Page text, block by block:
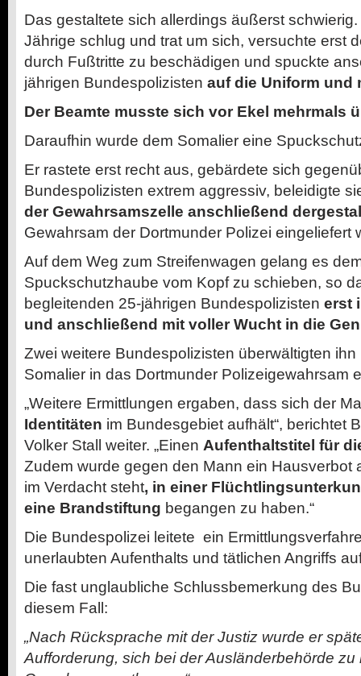
Das gestaltete sich allerdings äußerst
Jährige schlug und trat um sich, versuchte erst
durch Fußtritte zu beschädigen und spuckte
jährigen Bundespolizisten auf die Uniform und
Der Beamte musste sich vor Ekel mehrmals
Daraufhin wurde dem Somalier eine
Er rastete erst recht aus, gebärdete sich
Bundespolizisten extrem aggressiv, beleidigte
der Gewahrsamszelle anschließend
Gewahrsam der Dortmunder Polizei eingeliefert
Auf dem Weg zum Streifenwagen gelang es
Spuckschutzhaube vom Kopf zu schieben, so
begleitenden 25-jährigen Bundespolizisten erst
und anschließend mit voller Wucht in die
Zwei weitere Bundespolizisten überwältigten
Somalier in das Dortmunder Polizeigewahrsam
„Weitere Ermittlungen ergaben, dass sich der
Identitäten im Bundesgebiet aufhält“, berichtet
Volker Stall weiter. „Einen Aufenthaltstitel für
Zudem wurde gegen den Mann ein Hausverbot
im Verdacht steht, in einer
eine Brandstiftung begangen zu haben.“
Die Bundespolizei leitete ein
unerlaubten Aufenthalts und tätlichen Angriffs
Die fast unglaubliche Schlussbemerkung des
diesem Fall:
„Nach Rücksprache mit der Justiz wurde er
Aufforderung, sich bei der Ausländerbehörde